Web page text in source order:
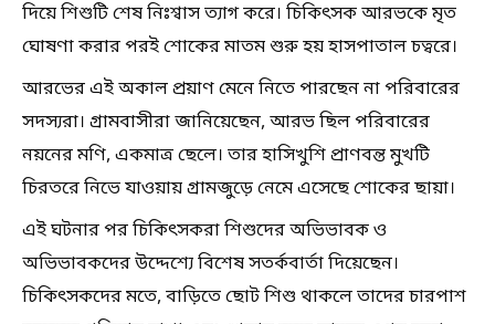
দিয়ে শিশুটি শেষ নিঃশ্বাস ত্যাগ করে। চিকিৎসক আরভকে মৃত
ঘোষণা করার পরই শোকের মাতম শুরু হয় হাসপাতাল চত্বরে।
আরভের এই অকাল প্রয়াণ মেনে নিতে পারছেন না পরিবারের
সদস্যরা। গ্রামবাসীরা জানিয়েছেন, আরভ ছিল পরিবারের
নয়নের মণি, একমাত্র ছেলে। তার হাসিখুশি প্রাণবন্ত মুখটি
চিরতরে নিভে যাওয়ায় গ্রামজুড়ে নেমে এসেছে শোকের ছায়া।
এই ঘটনার পর চিকিৎসকরা শিশুদের অভিভাবক ও
অভিভাবকদের উদ্দেশ্যে বিশেষ সতর্কবার্তা দিয়েছেন।
চিকিৎসকদের মতে, বাড়িতে ছোট শিশু থাকলে তাদের চারপাশ